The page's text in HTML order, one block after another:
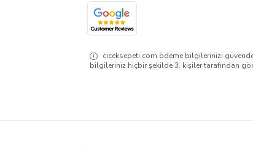
ciceksepeti.com ödeme bilgilerinizi
bilgileriniz hiçbir şekilde 3. kişiler tarafından